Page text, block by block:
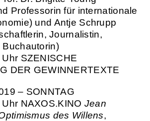
Professorin für internationale
und Antje Schrupp
Journalistin,
Uhr SZENISCHE
DER GEWINNERTEXTE
– SONNTAG
Uhr NAXOS.KINO Jean
des Willens,